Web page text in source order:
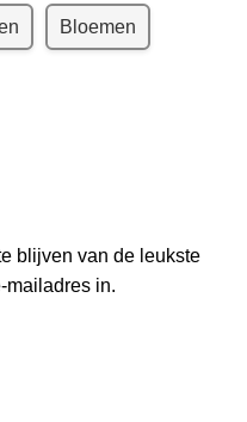
Bloemen
blijven van de leukste
mailadres in.